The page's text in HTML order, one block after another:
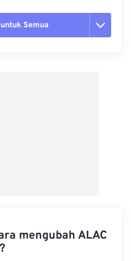
Semua
mengubah ALAC